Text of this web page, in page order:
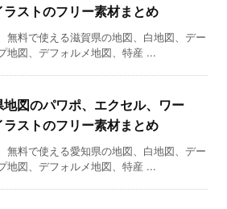
ラストのフリー素材まとめ
無料で使える滋賀県の地図、白地図、デー
地図、デフォルメ地図、特産 ...
地図のパワポ、エクセル、ワー
ラストのフリー素材まとめ
無料で使える愛知県の地図、白地図、デー
地図、デフォルメ地図、特産 ...